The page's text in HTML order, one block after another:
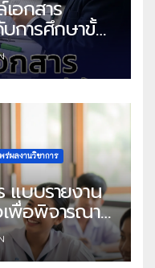
อกสาร
บการศึกษาขั้น
ร่ผลงานวิชาการ
แบบรายงาน
เพื่อพิจารณา
จ ประจำปี